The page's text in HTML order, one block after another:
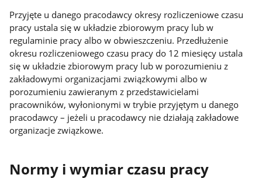
Przyjęte u danego pracodawcy okresy rozliczeniowe czasu
pracy ustala się w układzie zbiorowym pracy lub w
regulaminie pracy albo w obwieszczeniu. Przedłużenie
okresu rozliczeniowego czasu pracy do 12 miesięcy ustala
się w układzie zbiorowym pracy lub w porozumieniu z
zakładowymi organizacjami związkowymi albo w
porozumieniu zawieranym z przedstawicielami
pracowników, wyłonionymi w trybie przyjętym u danego
pracodawcy – jeżeli u pracodawcy nie działają zakładowe
organizacje związkowe.
Normy i wymiar czasu pracy